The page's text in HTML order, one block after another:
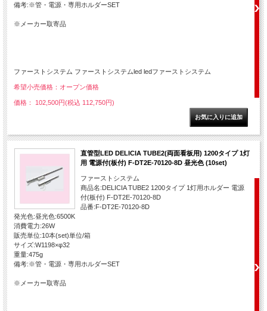
備考:※管・電源・専用ホルダーSET
※メーカー取寄品
ファーストシステム ファーストシステムled ledファーストシステム
希望小売価格：オープン価格
価格： 102,500円(税込 112,750円)
直管型LED DELICIA TUBE2(両面看板用) 1200タイプ 1灯
用 電源付(板付) F-DT2E-70120-8D 昼光色 (10set)
ファーストシステム
商品名:DELICIA TUBE2 1200タイプ 1灯用ホルダー 電源
付(板付) F-DT2E-70120-8D
品番:F-DT2E-70120-8D
発光色:昼光色:6500K
消費電力:26W
販売単位:10本(set)単位/箱
サイズ:W1198×φ32
重量:475g
備考:※管・電源・専用ホルダーSET
※メーカー取寄品